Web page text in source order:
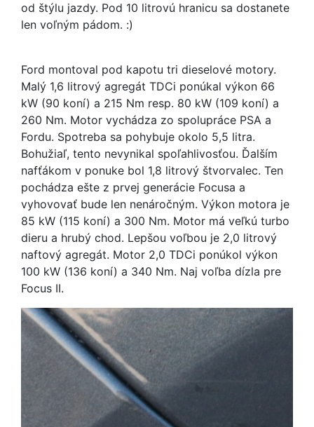
od štýlu jazdy. Pod 10 litrovú hranicu sa dostanete
len voľným pádom. :)
Ford montoval pod kapotu tri dieselové motory.
Malý 1,6 litrový agregát TDCi ponúkal výkon 66
kW (90 koní) a 215 Nm resp. 80 kW (109 koní) a
260 Nm. Motor vychádza zo spolupráce PSA a
Fordu. Spotreba sa pohybuje okolo 5,5 litra.
Bohužiaľ, tento nevynikal spoľahlivosťou. Ďalším
nafťákom v ponuke bol 1,8 litrový štvorvalec. Ten
pochádza ešte z prvej generácie Focusa a
vyhovovať bude len nenáročným. Výkon motora je
85 kW (115 koní) a 300 Nm. Motor má veľkú turbo
dieru a hrubý chod. Lepšou voľbou je 2,0 litrový
naftový agregát. Motor 2,0 TDCi ponúkol výkon
100 kW (136 koní) a 340 Nm. Naj voľba dízla pre
Focus II.